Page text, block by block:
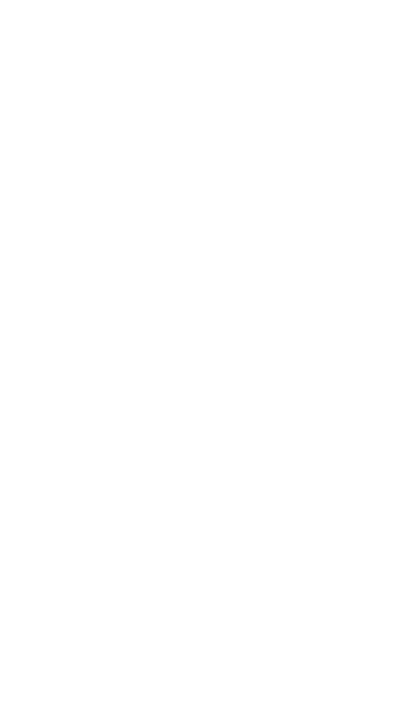
Lane）內的
斯本Black Lab咖啡公司的旗艦烘焙店，保證您在此可享用
嗎？可試試這裡的濃縮咖啡格仔鬆餅，或極受顧客歡迎的辣